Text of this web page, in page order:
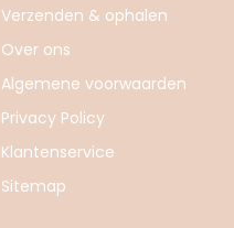
Verzenden & ophalen
Over ons
Algemene voorwaarden
Privacy Policy
Klantenservice
Sitemap